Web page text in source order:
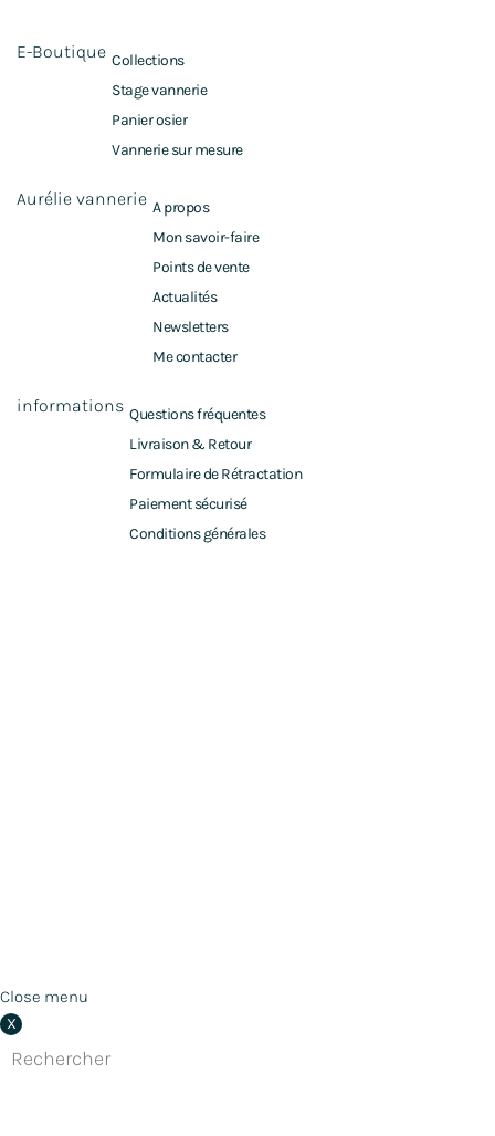
E-Boutique Collections
Stage vannerie
Panier osier
Vannerie sur mesure
Aurélie vannerie A propos
Mon savoir-faire
Points de vente
Actualités
Newsletters
Me contacter
informations Questions fréquentes
Livraison & Retour
Formulaire de Rétractation
Paiement sécurisé
Conditions générales
Close menu
X